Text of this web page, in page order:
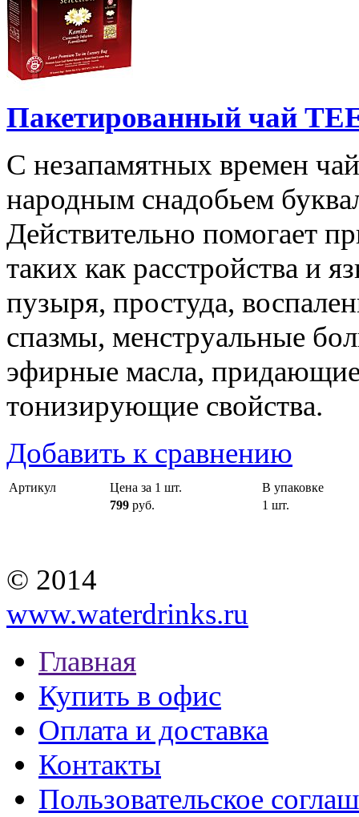
Пакетированный чай
С незапамятных времен
народным снадобьем
Действительно помогает
таких как расстройства и
пузыря, простуда,
спазмы, менструальные
эфирные масла,
тонизирующие свойства.
Добавить к сравнению
Артикул Цена за 1 шт.
В упаковке
799 руб. 1 шт.
© 2014
www.waterdrinks.ru
Главная
Купить в офис
Оплата и доставка
Контакты
Пользовательское